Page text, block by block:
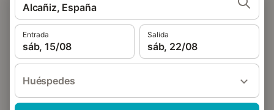
Alcañiz, España
Entrada
sáb, 15/08
Salida
sáb, 22/08
Huéspedes